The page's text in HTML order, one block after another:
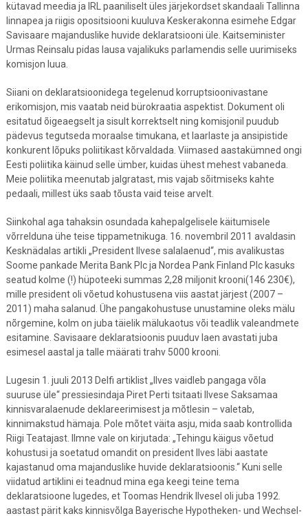
kütavad meedia ja IRL paaniliselt üles järjekordset skandaali Tallinna
linnapea ja riigis opositsiooni kuuluva Keskerakonna esimehe Edgar
Savisaare majanduslike huvide deklaratsiooni üle. Kaitseminister
Urmas Reinsalu pidas lausa vajalikuks parlamendis selle uurimiseks
komisjon luua.
Siiani on deklaratsioonidega tegelenud korruptsioonivastane
erikomisjon, mis vaatab neid bürokraatia aspektist. Dokument oli
esitatud õigeaegselt ja sisult korrektselt ning komisjonil puudub
pädevus tegutseda moraalse timukana, et laarlaste ja ansipistide
konkurent lõpuks poliitikast kõrvaldada. Viimased aastakümned ongi
Eesti poliitika käinud selle ümber, kuidas ühest mehest vabaneda.
Meie poliitika meenutab jalgratast, mis vajab sõitmiseks kahte
pedaali, millest üks saab tõusta vaid teise arvelt.
Siinkohal aga tahaksin osundada kahepalgelisele käitumisele
võrrelduna ühe teise tippametnikuga. 16. novembril 2011 avaldasin
Kesknädalas artikli „President Ilvese salalaenud“, mis avalikustas
Soome pankade Merita Bank Plc ja Nordea Pank Finland Plc kasuks
seatud kolme (!) hüpoteeki summas 2,28 miljonit krooni(146 230€),
mille president oli võetud kohustusena viis aastat järjest (2007 –
2011) maha salanud. Ühe pangakohustuse unustamine oleks mälu
nõrgemine, kolm on juba täielik mälukaotus või teadlik valeandmete
esitamine. Savisaare deklaratsioonis puuduv laen avastati juba
esimesel aastal ja talle määrati trahv 5000 krooni.
Lugesin 1. juuli 2013 Delfi artiklist „Ilves vaidleb pangaga võla
suuruse üle“ pressiesindaja Piret Perti tsitaati Ilvese Saksamaa
kinnisvaralaenude deklareerimisest ja mõtlesin – valetab,
kinnimakstud hämaja. Pole mõtet väita asju, mida saab kontrollida
Riigi Teatajast. Ilmne vale on kirjutada: „Tehingu käigus võetud
kohustusi ja soetatud omandit on president Ilves läbi aastate
kajastanud oma majanduslike huvide deklaratsioonis.“ Kuni selle
viidatud artiklini ei teadnud mina ega keegi teine tema
deklaratsioone lugedes, et Toomas Hendrik Ilvesel oli juba 1992.
aastast pärit kaks kinnisvõlga Bayerische Hypotheken- und Wechsel-